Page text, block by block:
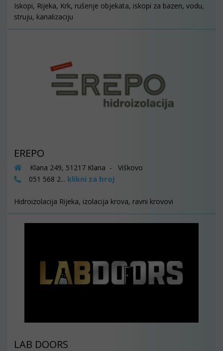
Iskopi, Rijeka, Krk, rušenje objekata, iskopi za bazen, vodu,
struju, kanalizaciju
EREPO
Klana 249, 51217 Klana - Viškovo
051 568 2... klikni za broj
Hidroizolacija Rijeka, izolacija krova, ravni krovovi
LAB DOORS